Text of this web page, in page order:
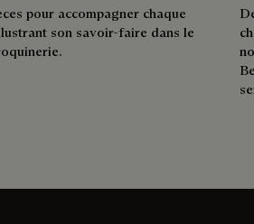
pour accompagner chaque
son savoir-faire dans le